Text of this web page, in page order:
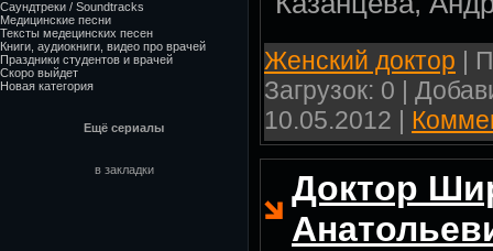
Саундтреки / Soundtracks
Медицинские песни
Тексты медецинских песен
Книги, аудиокниги, видео про врачей
Праздники студентов и врачей
Скоро выйдет
Новая категория
Ещё сериалы
в закладки
Женский доктор |
Загрузок: 0 |
10.05.2012
Доктор